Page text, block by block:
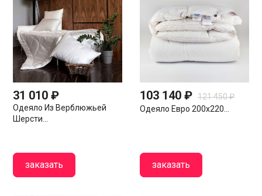
31 010 ₽
Одеяло Из Верблюжьей
Шерсти...
заказать
103 140 ₽ 121 450 ₽
Одеяло Евро 200х220...
заказать